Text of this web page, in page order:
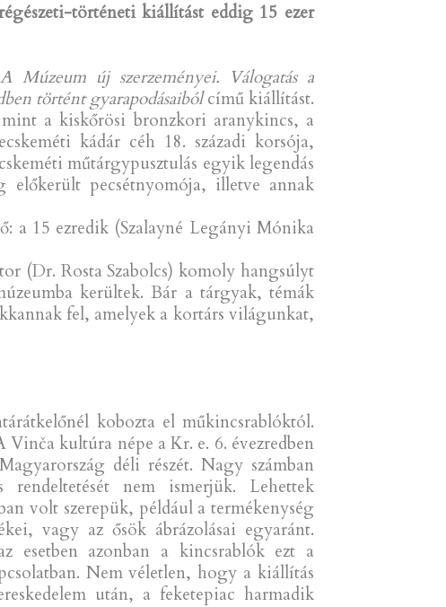
történeti kiállítást eddig 15 ezer
Múzeum új szerzeményei. Válogatás a
történt gyarapodásaibólcímű kiállítást.
a kiskőrösi bronzkori aranykincs, a
kádár céh 18. századi korsója,
műtárgypusztulás egyik legendás
előkerült pecsétnyomója, illetve annak
a 15 ezredik (Szalayné Legányi Mónika
(Dr. Rosta Szabolcs) komoly hangsúlyt
kerültek. Bár a tárgyak, témák
fel, amelyek a kortárs világunkat,
kobozta el műkincsrablóktól.
kultúra népe a Kr. e. 6. évezredben
déli részét. Nagy számban
nem ismerjük. Lehettek
volt szerepük, például a termékenység
vagy az ősök ábrázolásai egyaránt.
esetben azonban a kincsrablók ezt a
Nem véletlen, hogy a kiállítás
után, a feketepiac harmadik